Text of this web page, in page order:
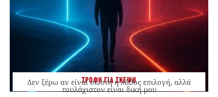
ΤΡΟΦΗ ΓΙΑ ΣΚΕΨΗ
Δεν ξέρω αν είναι σωστή ή λάθος επιλογή, αλλά
τουλάχιστον είναι δική μου